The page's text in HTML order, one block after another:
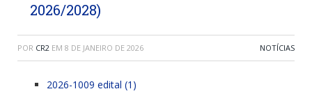
2026/2028)
POR CR2 EM 8 DE JANEIRO DE 2026 NOTÍCIAS
2026-1009 edital (1)